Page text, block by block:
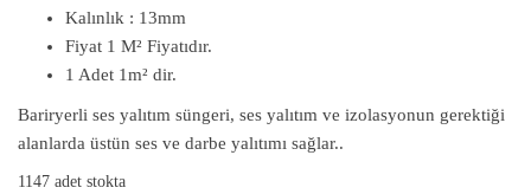
Kalınlık : 13mm
Fiyat 1 M² Fiyatıdır.
1 Adet 1m² dir.
Bariryerli ses yalıtım süngeri, ses yalıtım ve izolasyonun gerektiği
alanlarda üstün ses ve darbe yalıtımı sağlar..
1147 adet stokta